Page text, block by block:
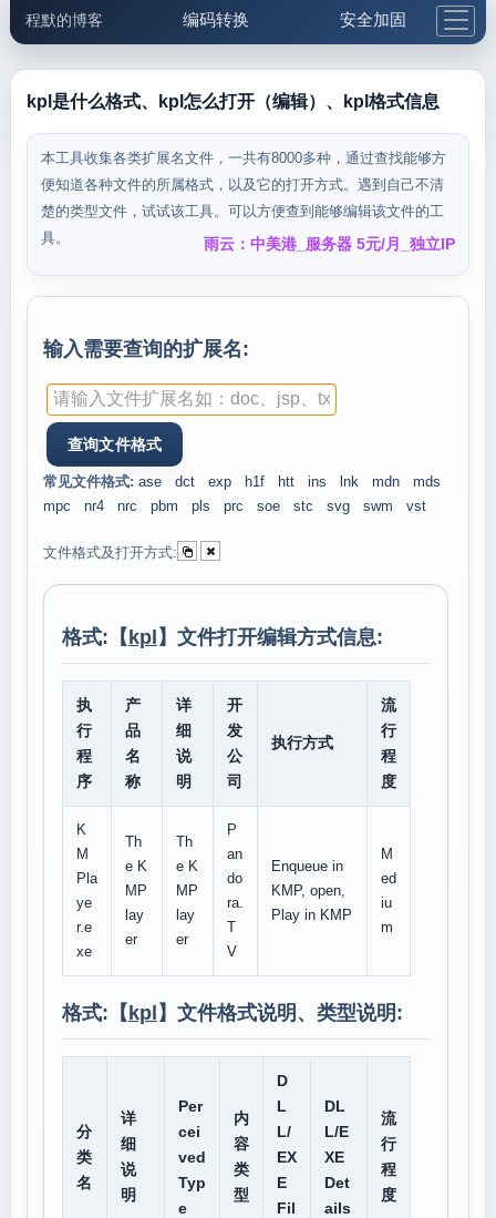
程默的博客 编码转换 安全加固
邮件工具 生活便民 更多工具
5.1支付宝大红包
kpl是什么格式、kpl怎么打开（编辑）、kpl格式信息
本工具收集各类扩展名文件，一共有8000多种，通过查找能够方
便知道各种文件的所属格式，以及它的打开方式。遇到自己不清
楚的类型文件，试试该工具。可以方便查到能够编辑该文件的工
具。
雨云：中美港_服务器 5元/月_独立IP
输入需要查询的扩展名:
常见文件格式: ase dct exp h1f htt ins lnk mdn
mds
mpc
nr4 nrc pbm pls prc soe stc svg swm vst
文件格式及打开方式:
格式:【 kpl 】文件打开编辑方式信息:
执
行
程
序
产
品
名
称
详
细
说
明
开
发
公
司
执行方式
流
行
程
度
K
M
Pla
ye
r.e
xe
Th
e K
MP
lay
er
Th
e K
MP
lay
er
P
an
do
ra.
T
V
Enqueue in
KMP, open,
Play in KMP
M
ed
iu
m
格式:【 kpl 】文件格式说明、类型说明:
分
类
名
详
细
说
明
Per
cei
ved
Typ
e
内
容
类
型
D
L
L/
EX
E
Fil
DL
L/E
XE
Det
ails
流
行
程
度